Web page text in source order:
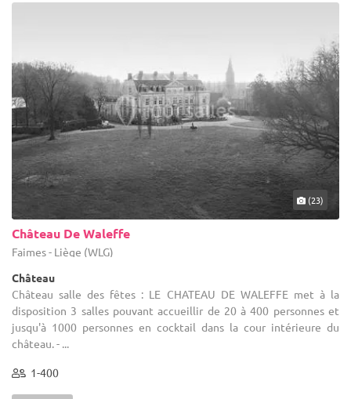
(23)
Château De Waleffe
Faimes - Liège (WLG)
Château
Château salle des fêtes : LE CHATEAU DE WALEFFE met à la
disposition 3 salles pouvant accueillir de 20 à 400 personnes et
jusqu'à 1000 personnes en cocktail dans la cour intérieure du
château. - ...
1-400